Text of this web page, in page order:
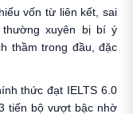
vốn từ liên kết, sai
thường xuyên bị bí ý
thầm trong đầu, đặc
thức đạt IELTS 6.0
tiến bộ vượt bậc nhờ